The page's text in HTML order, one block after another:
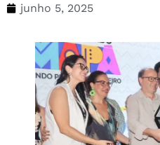
junho 5, 2025